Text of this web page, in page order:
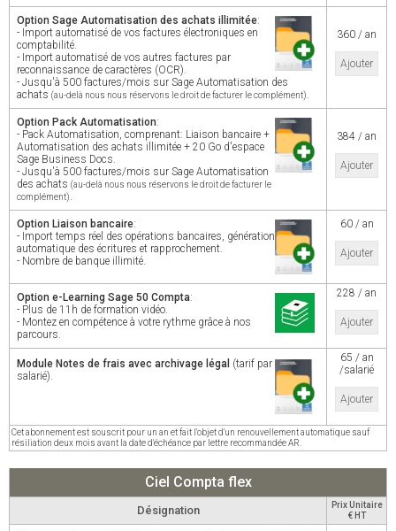
Option Sage Automatisation des achats illimitée:
- Import automatisé de vos factures électroniques en
comptabilité.
- Import automatisé de vos autres factures par
reconnaissance de caractères (OCR).
- Jusqu'à 500 factures/mois sur Sage Automatisation des
achats (au-delà nous nous réservons le droit de facturer le complément).
360 / an
Ajouter
Option Pack Automatisation:
- Pack Automatisation, comprenant: Liaison bancaire +
Automatisation des achats illimitée + 20 Go d'espace
Sage Business Docs.
- Jusqu'à 500 factures/mois sur Sage Automatisation
des achats (au-delà nous nous réservons le droit de facturer le
complément).
384 / an
Ajouter
Option Liaison bancaire:
- Import temps réel des opérations bancaires, génération
automatique des écritures et rapprochement.
- Nombre de banque illimité.
60 / an
Ajouter
Option e-Learning Sage 50 Compta:
- Plus de 11h de formation vidéo.
- Montez en compétence à votre rythme grâce à nos
parcours.
228 / an
Ajouter
Module Notes de frais avec archivage légal (tarif par
salarié).
65 / an
/salarié
Ajouter
Cet abonnement est souscrit pour un an et fait l'objet d'un renouvellement automatique sauf
résiliation deux mois avant la date d'échéance par lettre recommandée AR.
Ciel Compta flex
Désignation
Prix Unitaire
€ HT